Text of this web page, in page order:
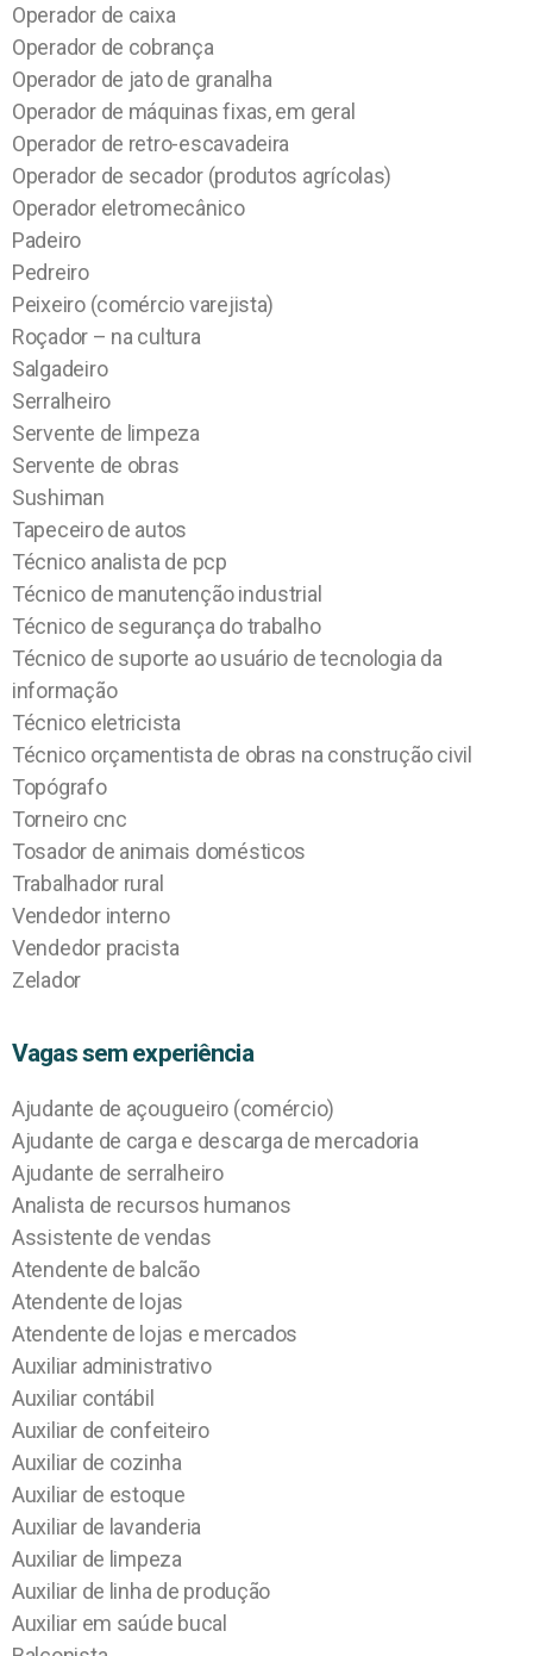
Operador de caixa
Operador de cobrança
Operador de jato de granalha
Operador de máquinas fixas, em geral
Operador de retro-escavadeira
Operador de secador (produtos agrícolas)
Operador eletromecânico
Padeiro
Pedreiro
Peixeiro (comércio varejista)
Roçador – na cultura
Salgadeiro
Serralheiro
Servente de limpeza
Servente de obras
Sushiman
Tapeceiro de autos
Técnico analista de pcp
Técnico de manutenção industrial
Técnico de segurança do trabalho
Técnico de suporte ao usuário de tecnologia da
informação
Técnico eletricista
Técnico orçamentista de obras na construção civil
Topógrafo
Torneiro cnc
Tosador de animais domésticos
Trabalhador rural
Vendedor interno
Vendedor pracista
Zelador
Vagas sem experiência
Ajudante de açougueiro (comércio)
Ajudante de carga e descarga de mercadoria
Ajudante de serralheiro
Analista de recursos humanos
Assistente de vendas
Atendente de balcão
Atendente de lojas
Atendente de lojas e mercados
Auxiliar administrativo
Auxiliar contábil
Auxiliar de confeiteiro
Auxiliar de cozinha
Auxiliar de estoque
Auxiliar de lavanderia
Auxiliar de limpeza
Auxiliar de linha de produção
Auxiliar em saúde bucal